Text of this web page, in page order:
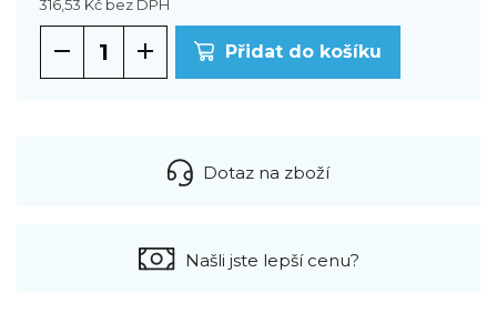
316,53 Kč bez DPH
Přidat do košíku
Dotaz na zboží
Našli jste lepší cenu?